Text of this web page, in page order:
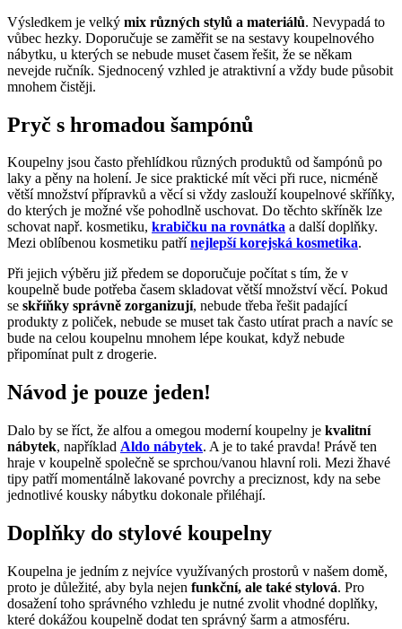
Výsledkem je velký mix různých stylů a materiálů. Nevypadá to
vůbec hezky. Doporučuje se zaměřit se na sestavy koupelnového
nábytku, u kterých se nebude muset časem řešit, že se někam
nevejde ručník. Sjednocený vzhled je atraktivní a vždy bude působit
mnohem čistěji.
Pryč s hromadou šampónů
Koupelny jsou často přehlídkou různých produktů od šampónů po
laky a pěny na holení. Je sice praktické mít věci při ruce, nicméně
větší množství přípravků a věcí si vždy zaslouží koupelnové skříňky,
do kterých je možné vše pohodlně uschovat. Do těchto skříněk lze
schovat např. kosmetiku, krabičku na rovnátka a další doplňky.
Mezi oblíbenou kosmetiku patří nejlepší korejská kosmetika.
Při jejich výběru již předem se doporučuje počítat s tím, že v
koupelně bude potřeba časem skladovat větší množství věcí. Pokud
se skříňky správně zorganizují, nebude třeba řešit padající
produkty z poliček, nebude se muset tak často utírat prach a navíc se
bude na celou koupelnu mnohem lépe koukat, když nebude
připomínat pult z drogerie.
Návod je pouze jeden!
Dalo by se říct, že alfou a omegou moderní koupelny je kvalitní
nábytek, například Aldo nábytek. A je to také pravda! Právě ten
hraje v koupelně společně se sprchou/vanou hlavní roli. Mezi žhavé
tipy patří momentálně lakované povrchy a preciznost, kdy na sebe
jednotlivé kousky nábytku dokonale přiléhají.
Doplňky do stylové koupelny
Koupelna je jedním z nejvíce využívaných prostorů v našem domě,
proto je důležité, aby byla nejen funkční, ale také stylová. Pro
dosažení toho správného vzhledu je nutné zvolit vhodné doplňky,
které dokážou koupelně dodat ten správný šarm a atmosféru.